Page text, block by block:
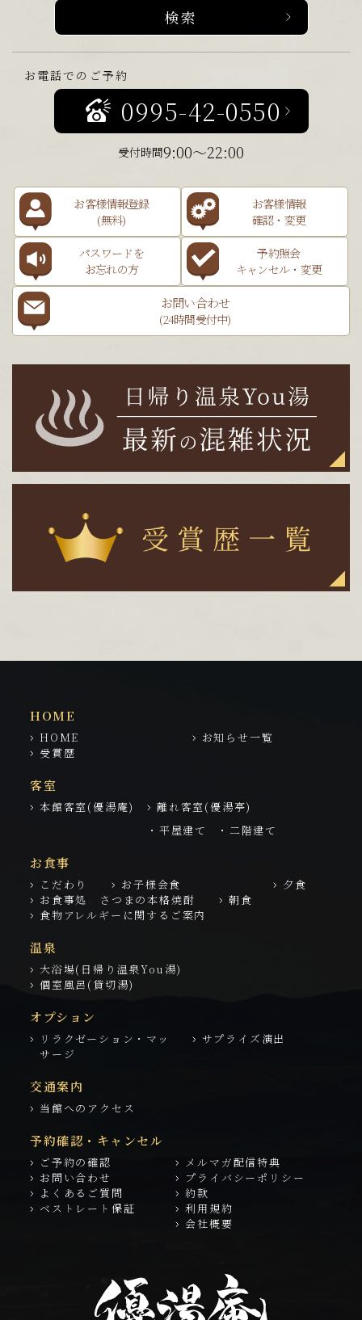
お電話でのご予約
0995-42-0550
受付時間9:00～22:00
お客様情報登録
(無料)
お客様情報
確認・変更
パスワードを
お忘れの方
予約照会
キャンセル・変更
お問い合わせ
(24時間受付中)
HOME
HOME
お知らせ一覧
受賞歴
客室
本館客室(優湯庵)
離れ客室(優湯亭)
・平屋建て
・二階建て
お食事
こだわり お子様会食
夕食
お食事処 さつまの本格焼酎
朝食
食物アレルギーに関するご案内
温泉
大浴場(日帰り温泉You湯)
個室風呂(貸切湯)
オプション
リラクゼーション・マッ
サージ
サプライズ演出
交通案内
当館へのアクセス
予約確認・キャンセル
ご予約の確認
メルマガ配信特典
お問い合わせ
プライバシーポリシー
よくあるご質問
約款
ベストレート保証
利用規約
会社概要